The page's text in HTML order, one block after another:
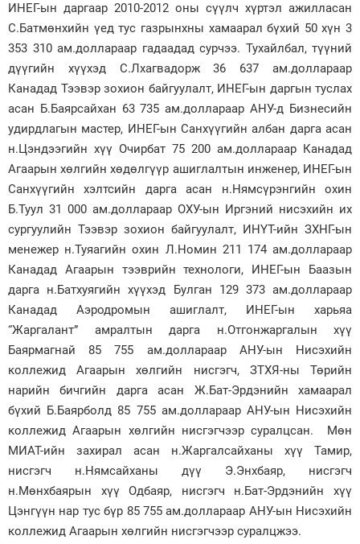
ИНЕГ-ын даргаар 2010-2012 оны сүүлч хүртэл ажилласан
С.Батмөнхийн үед тус газрынхны хамаарал бүхий 50 хүн 3
353 310 ам.доллараар гадаадад сурчээ. Тухайлбал, түүний
дүүгийн хүүхэд С.Лхагвадорж 36 637 ам.доллараар
Канадад Тээвэр зохион байгуулалт, ИНЕГ-ын даргын туслах
асан Б.Баярсайхан 63 735 ам.доллараар АНУ-д Бизнесийн
удирдлагын мастер, ИНЕГ-ын Санхүүгийн албан дарга асан
н.Цэндээгийн хүү Очирбат 75 200 ам.доллараар Канадад
Агаарын хөлгийн хөдөлгүүр ашиглалтын инженер, ИНЕГ-ын
Санхүүгийн хэлтсийн дарга асан н.Нямсүрэнгийн охин
Б.Туул 31 000 ам.доллараар ОХУ-ын Иргэний нисэхийн их
сургуулийн Тээвэр зохион байгуулалт, ИНҮТ-ийн ЗХНГ-ын
менежер н.Туяагийн охин Л.Номин 211 174 ам.доллараар
Канадад Агаарын тээврийн технологи, ИНЕГ-ын Баазын
дарга н.Батхуягийн хүүхэд Булган 129 373 ам.доллараар
Канадад Аэродромын ашиглалт, ИНЕГ-ын харьяа
“Жаргалант” амралтын дарга н.Отгонжаргалын хүү
Баярмагнай 85 755 ам.доллараар АНУ-ын Нисэхийн
коллежид Агаарын хөлгийн нисгэгч, ЗТХЯ-ны Төрийн
нарийн бичгийн дарга асан Ж.Бат-Эрдэнийн хамаарал
бүхий Б.Баярболд 85 755 ам.доллараар АНУ-ын Нисэхийн
коллежид Агаарын хөлгийн нисгэгчээр суралцсан. Мөн
МИАТ-ийн захирал асан н.Жаргалсайханы хүү Тамир,
нисгэгч н.Нямсайханы дүү Э.Энхбаяр, нисгэгч
н.Мөнхбаярын хүү Одбаяр, нисгэгч н.Бат-Эрдэнийн хүү
Цэнгүүн нар тус бүр 85 755 ам.доллараар АНУ-ын Нисэхийн
коллежид Агаарын хөлгийн нисгэгчээр суралцжээ.